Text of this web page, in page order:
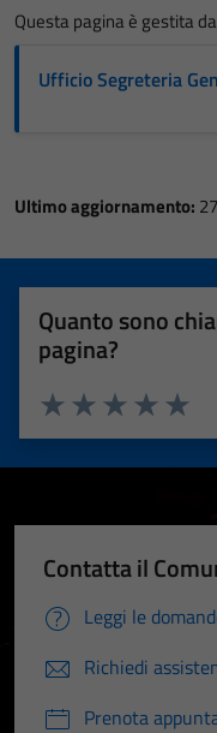
Questa pagina è gestita da
Ufficio Segreteria
Ultimo aggiornamento:
Quanto sono
pagina?
Valuta 4
Valuta 3
Valuta 2 stelle su
Valuta 1 stelle su 5
Contatta il
Leggi le
Richiedi
Prenota